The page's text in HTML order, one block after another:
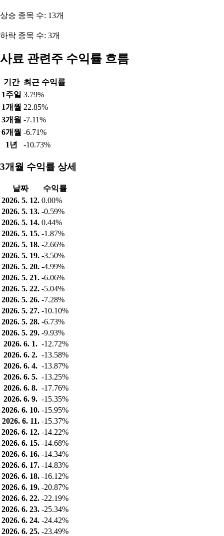
상승 종목 수: 13개
하락 종목 수: 3개
사료 관련주 수익률 흐름
기간 최근 수익률
1주일 3.79%
1개월 22.85%
3개월 -7.11%
6개월 -6.71%
1년
-10.73%
3개월 수익률 상세
날짜
수익률
2026. 5. 12. 0.00%
2026. 5. 13. -0.59%
2026. 5. 14. 0.44%
2026. 5. 15. -1.87%
2026. 5. 18. -2.66%
2026. 5. 19. -3.50%
2026. 5. 20. -4.99%
2026. 5. 21. -6.06%
2026. 5. 22. -5.04%
2026. 5. 26. -7.28%
2026. 5. 27. -10.10%
2026. 5. 28. -6.73%
2026. 5. 29. -9.93%
2026. 6. 1. -12.72%
2026. 6. 2. -13.58%
2026. 6. 4. -13.87%
2026. 6. 5. -13.25%
2026. 6. 8. -17.76%
2026. 6. 9. -15.35%
2026. 6. 10. -15.95%
2026. 6. 11. -15.37%
2026. 6. 12. -14.22%
2026. 6. 15. -14.68%
2026. 6. 16. -14.34%
2026. 6. 17. -14.83%
2026. 6. 18. -16.12%
2026. 6. 19. -20.87%
2026. 6. 22. -22.19%
2026. 6. 23. -25.34%
2026. 6. 24. -24.42%
2026. 6. 25. -23.49%